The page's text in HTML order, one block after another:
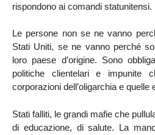
rispondono ai comandi statunitensi.
Le persone non se ne vanno
Stati Uniti, se ne vanno perché
loro paese d’origine. Sono
politiche clientelari e impunite
corporazioni dell’oligarchia e quelle
Stati falliti, le grandi mafie che
di educazione, di salute. La